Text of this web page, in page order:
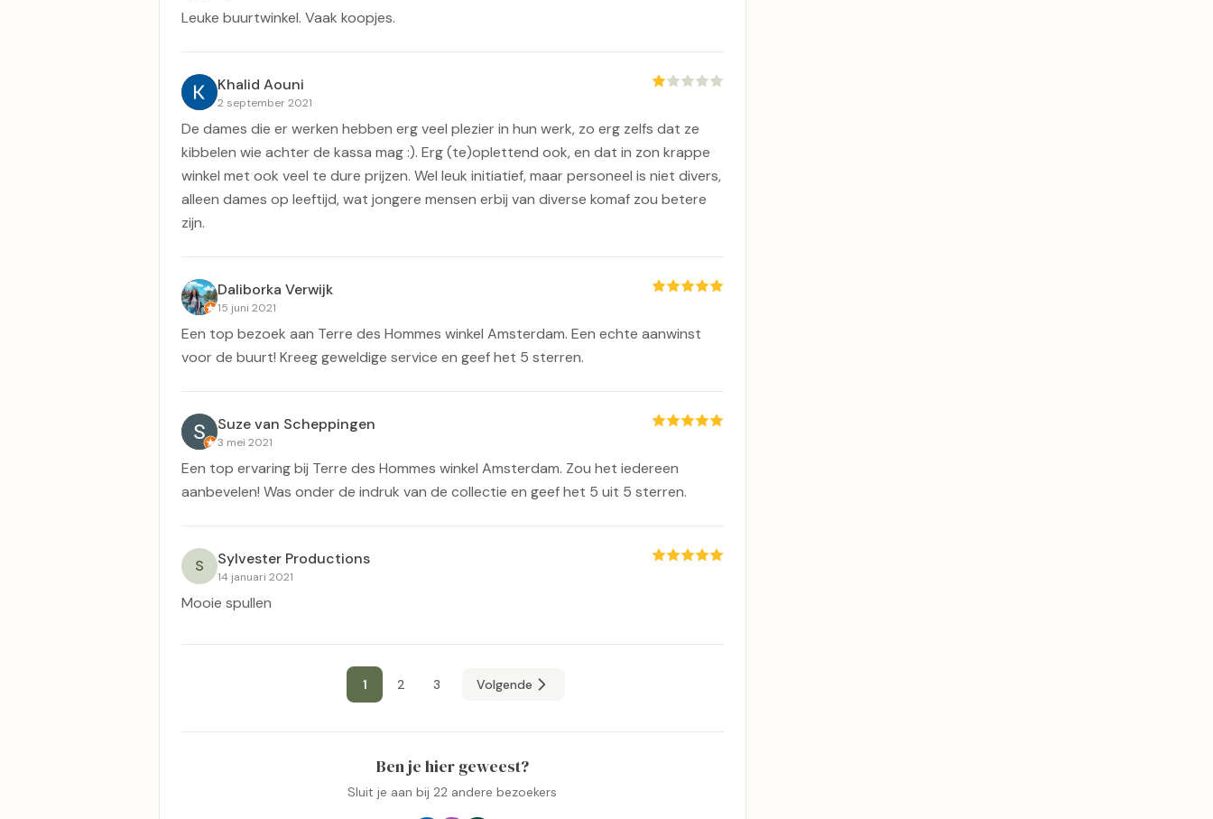
Leuke buurtwinkel. Vaak koopjes.
Khalid Aouni
2 september 2021
De dames die er werken hebben erg veel plezier in hun werk, zo erg zelfs dat ze
kibbelen wie achter de kassa mag :). Erg (te)oplettend ook, en dat in zon krappe
winkel met ook veel te dure prijzen. Wel leuk initiatief, maar personeel is niet divers,
alleen dames op leeftijd, wat jongere mensen erbij van diverse komaf zou betere
zijn.
Daliborka Verwijk
15 juni 2021
Een top bezoek aan Terre des Hommes winkel Amsterdam. Een echte aanwinst
voor de buurt! Kreeg geweldige service en geef het 5 sterren.
Suze van Scheppingen
3 mei 2021
Een top ervaring bij Terre des Hommes winkel Amsterdam. Zou het iedereen
aanbevelen! Was onder de indruk van de collectie en geef het 5 uit 5 sterren.
S Sylvester Productions
14 januari 2021
Mooie spullen
1 2 3 Volgende
Ben je hier geweest?
Sluit je aan bij 22 andere bezoekers